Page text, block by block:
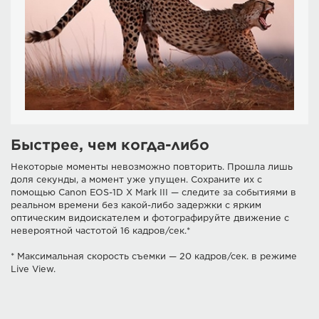
Быстрее, чем когда-либо
Некоторые моменты невозможно повторить. Прошла лишь
доля секунды, а момент уже упущен. Сохраните их с
помощью Canon EOS-1D X Mark III — следите за событиями в
реальном времени без какой-либо задержки с ярким
оптическим видоискателем и фотографируйте движение с
невероятной частотой 16 кадров/сек.*
* Максимальная скорость съемки — 20 кадров/сек. в режиме
Live View.